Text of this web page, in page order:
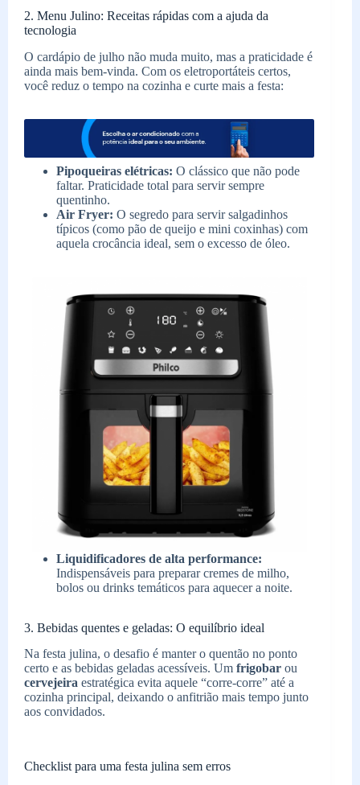
2. Menu Julino: Receitas rápidas com a ajuda da
tecnologia
O cardápio de julho não muda muito, mas a praticidade é
ainda mais bem-vinda. Com os eletroportáteis certos,
você reduz o tempo na cozinha e curte mais a festa:
Pipoqueiras elétricas: O clássico que não pode
faltar. Praticidade total para servir sempre
quentinho.
Air Fryer: O segredo para servir salgadinhos
típicos (como pão de queijo e mini coxinhas) com
aquela crocância ideal, sem o excesso de óleo.
Liquidificadores de alta performance:
Indispensáveis para preparar cremes de milho,
bolos ou drinks temáticos para aquecer a noite.
3. Bebidas quentes e geladas: O equilíbrio ideal
Na festa julina, o desafio é manter o quentão no ponto
certo e as bebidas geladas acessíveis. Um frigobar ou
cervejeira estratégica evita aquele “corre-corre” até a
cozinha principal, deixando o anfitrião mais tempo junto
aos convidados.
Checklist para uma festa julina sem erros